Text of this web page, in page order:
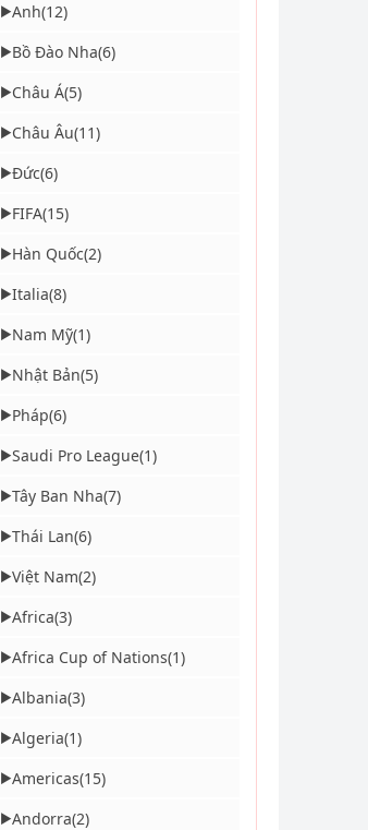
▶Anh(12)
▶Bồ Đào Nha(6)
▶Châu Á(5)
▶Châu Âu(11)
▶Đức(6)
▶FIFA(15)
▶Hàn Quốc(2)
▶Italia(8)
▶Nam Mỹ(1)
▶Nhật Bản(5)
▶Pháp(6)
▶Saudi Pro League(1)
▶Tây Ban Nha(7)
▶Thái Lan(6)
▶Việt Nam(2)
▶Africa(3)
▶Africa Cup of Nations(1)
▶Albania(3)
▶Algeria(1)
▶Americas(15)
▶Andorra(2)